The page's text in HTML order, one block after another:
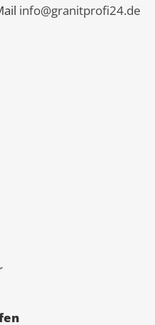
info@granitprofi24.de